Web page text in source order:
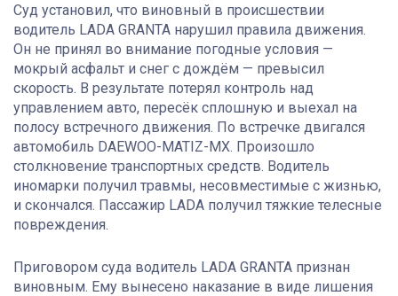
Суд установил, что виновный в происшествии
водитель LADA GRANTA нарушил правила движения.
Он не принял во внимание погодные условия —
мокрый асфальт и снег с дождём — превысил
скорость. В результате потерял контроль над
управлением авто, пересёк сплошную и выехал на
полосу встречного движения. По встречке двигался
автомобиль DAEWOO-MATIZ-MX. Произошло
столкновение транспортных средств. Водитель
иномарки получил травмы, несовместимые с жизнью,
и скончался. Пассажир LADA получил тяжкие телесные
повреждения.
Приговором суда водитель LADA GRANTA признан
виновным. Ему вынесено наказание в виде лишения